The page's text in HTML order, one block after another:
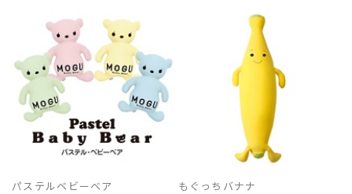
パステルベビーベア もぐっちバナナ